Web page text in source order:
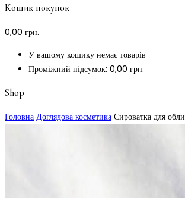
Кошик покупок
0,00 грн.
У вашому кошику немає товарів
Проміжний підсумок: 0,00 грн.
Shop
Головна Доглядова косметика Сироватка для